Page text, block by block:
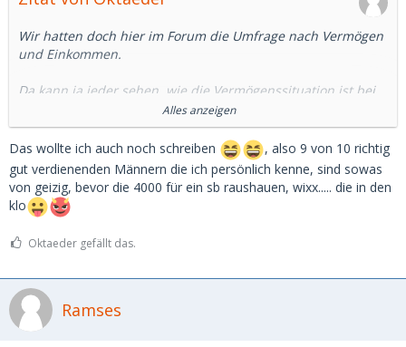
Wir hatten doch hier im Forum die Umfrage nach Vermögen
und Einkommen.
Da kann ja jeder sehen, wie die Vermögenssituation ist bei
Und 4.000 Euro für ein SB, das sind immer noch ca 8.000
brutto-Gehalt. Das muss man erstmal übrig haben.
Und viele sehr Reiche, die ich kenne, sind eher geizig oder
kniepig, was das Geldausgeben angeht.
Nicht umsonst kommt ja der Spruch: wenn du sparen
Alles anzeigen
Das wollte ich auch noch schreiben
, also 9 von 10 richtig
gut verdienenden Männern die ich persönlich kenne, sind sowas
von geizig, bevor die 4000 für ein sb raushauen, wixx..... die in den
klo
Oktaeder gefällt das.
Ramses